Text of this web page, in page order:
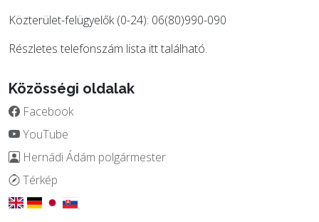
Közterület-felügyelők (0-24): 06(80)990-090
Részletes telefonszám lista itttalálható.
Közösségi oldalak
Facebook
YouTube
Hernádi Ádám polgármester
Térkép